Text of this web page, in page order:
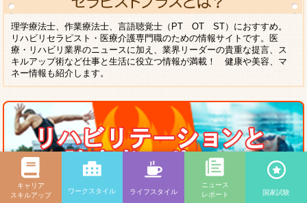
理学療法士、作業療法士、言語聴覚士（PT OT ST）におすすめ。
リハビリセラピスト・医療介護専門職のための情報サイトです。医
療・リハビリ業界のニュースに加え、業界リーダーの貴重な提言、ス
キルアップ術など仕事と生活に役立つ情報が満載！ 健康や美容、マ
ネー情報も紹介します。
キャリア
スキルアップ
ワークスタイル ライフスタイル
ニュース
レポート
国家試験